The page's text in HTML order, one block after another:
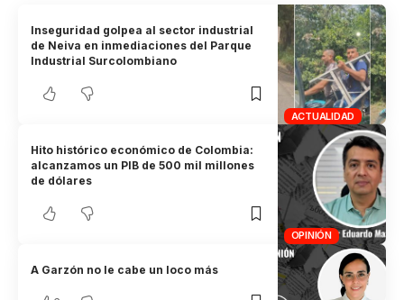
ACTUALIDAD
Inseguridad golpea al sector industrial
de Neiva en inmediaciones del Parque
Industrial Surcolombiano
OPINIÓN
Hito histórico económico de Colombia:
alcanzamos un PIB de 500 mil millones
de dólares
A Garzón no le cabe un loco más